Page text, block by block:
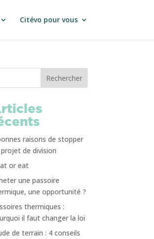
Citévo pour vous
Rechercher
raisons de stopper
de division
or eat
une passoire
une opportunité ?
thermiques :
il faut changer la loi
de terrain : 4 conseils